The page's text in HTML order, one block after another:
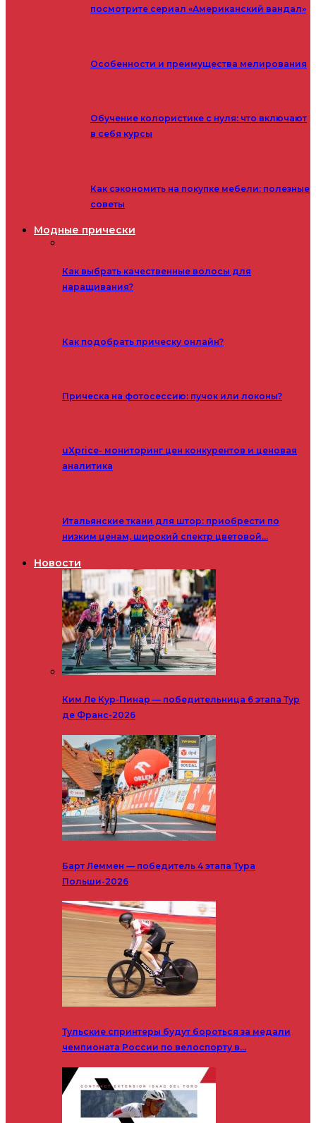
посмотрите сериал «Американский вандал»
Особенности и преимущества мелирования
Обучение колористике с нуля: что включают
в себя курсы
Как сэкономить на покупке мебели: полезные
советы
Модные прически
Как выбрать качественные волосы для
наращивания?
Как подобрать прическу онлайн?
Прическа на фотосессию: пучок или локоны?
uXprice- мониторинг цен конкурентов и ценовая
аналитика
Итальянские ткани для штор: приобрести по
низким ценам, широкий спектр цветовой…
Новости
Ким Ле Кур-Пинар — победительница 6 этапа Тур
де Франс-2026
Барт Леммен — победитель 4 этапа Тура
Польши-2026
Тульские спринтеры будут бороться за медали
чемпионата России по велоспорту в…